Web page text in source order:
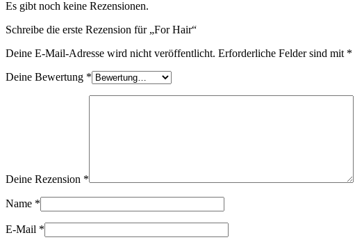
Es gibt noch keine Rezensionen.
Schreibe die erste Rezension für „For Hair“
Deine E-Mail-Adresse wird nicht veröffentlicht. Erforderliche Felder sind mit *
Deine Bewertung *
Deine Rezension *
Name *
E-Mail *